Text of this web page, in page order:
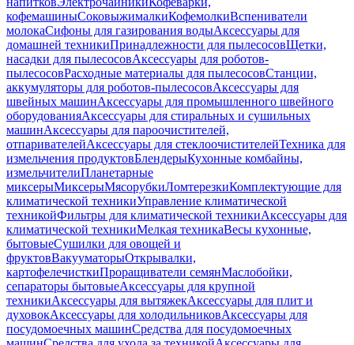
кофемашиныСоковыжималкиКофемолкиВспениватели
молокаСифоны для газирования водыАксессуары для
домашней техникиПринадлежности для пылесосовЩетки,
насадки для пылесосовАксессуары для роботов-
пылесосовРасходные материалы для пылесосовСтанции,
аккумуляторы для роботов-пылесосовАксессуары для
швейных машинАксессуары для промышленного швейного
оборудованияАксессуары для стиральных и сушильных
машинАксессуары для пароочистителей,
отпаривателейАксессуары для стеклоочистителейТехника для
измельчения продуктовБлендерыКухонные комбайны,
измельчителиПланетарные
миксерыМиксерыМясорубкиЛомтерезкиКомплектующие для
климатической техникиУправление климатической
техникойФильтры для климатической техникиАксессуары для
климатической техникиМелкая техникаВесы кухонные,
бытовыеСушилки для овощей и
фруктовВакууматорыОткрывалки,
картофелечисткиПроращиватели семянМаслобойки,
сепараторы бытовыеАксессуары для крупной
техникиАксессуары для вытяжекАксессуары для плит и
духовокАксессуары для холодильниковАксессуары для
посудомоечных машинСредства для посудомоечных